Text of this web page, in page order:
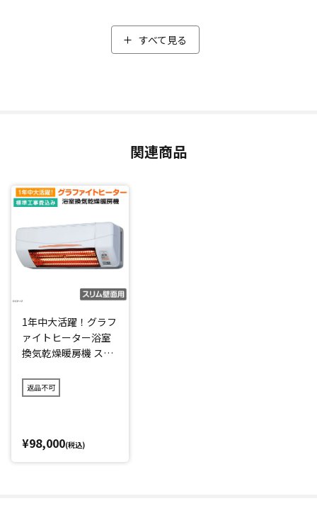
1年中使える機能搭載
さらに、「風乾燥」機能も搭載。「涼風運転」を使えば、夏
浴することができます。
冬場だけじゃなく、1年中大活躍するスグレモノです！
すべて見る
関連商品
1年中大活躍！グラフ
ァイトヒーター浴室
換気乾燥暖房機 スリ
返品不可
¥98,000(税込)